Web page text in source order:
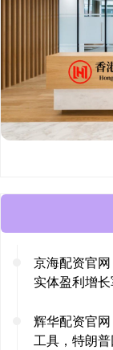
京海配资官网
实体盈利增
辉华配资官
工具，特朗